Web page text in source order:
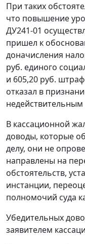
При таких
что повышение
ДУ241-01
пришел к
доначисления
руб. единого
и 605,20 руб.
отказал в
недействительным
В кассационной
доводы, которые
делу, они не
направлены на
обстоятельств,
инстанции,
полномочий суда
Убедительных
заявителем